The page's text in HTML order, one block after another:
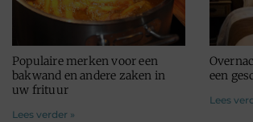
Populaire merken voor een
bakwand en andere zaken in
uw frituur
Lees verder »
een
Lees